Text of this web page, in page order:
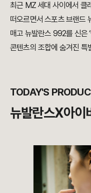
최근 MZ 세대 사이에서 클
떠오르면서스포츠 브랜드
매고 뉴발란스 992를 신은
콘텐츠의 조합에 숨겨진 특
TODAY'S
뉴발란스X아이